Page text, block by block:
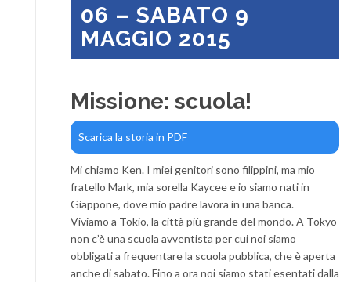
06 – SABATO 9
MAGGIO 2015
Missione: scuola!
Scarica la storia in PDF
Mi chiamo Ken. I miei genitori sono filippini, ma mio
fratello Mark, mia sorella Kaycee e io siamo nati in
Giappone, dove mio padre lavora in una banca.
Viviamo a Tokio, la città più grande del mondo. A Tokyo
non c’è una scuola avventista per cui noi siamo
obbligati a frequentare la scuola pubblica, che è aperta
anche di sabato. Fino a ora noi siamo stati esentati dalla